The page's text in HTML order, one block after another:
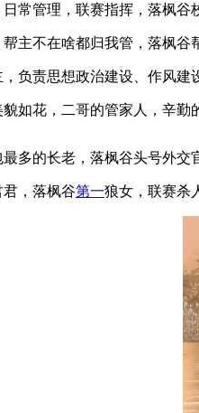
日常管理，联赛指挥，落枫谷
不在啥都归我管，落枫谷
责思想政治建设、作风建
花，二哥的管家人，辛勤
的长老，落枫谷头号外交
，落枫谷第一狼女，联赛杀